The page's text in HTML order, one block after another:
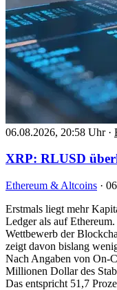
06.08.2026, 20:58 Uhr ·
XRP: RLUSD
Ethereum & Altcoins ·
Erstmals liegt mehr
Ledger als auf
Wettbewerb der
zeigt davon bislang
Nach Angaben von On-
Millionen Dollar des
Das entspricht 51,7